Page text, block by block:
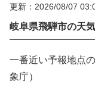
更新：2026/08/07
岐阜県飛騨市の天
一番近い予報地点
象庁）